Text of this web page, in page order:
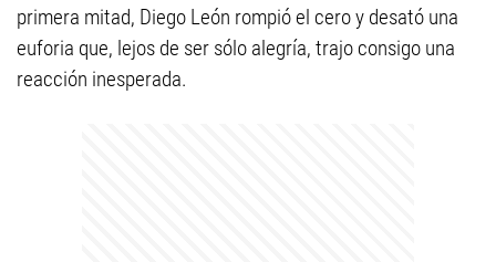
primera mitad, Diego León rompió el cero y desató una
euforia que, lejos de ser sólo alegría, trajo consigo una
reacción inesperada.